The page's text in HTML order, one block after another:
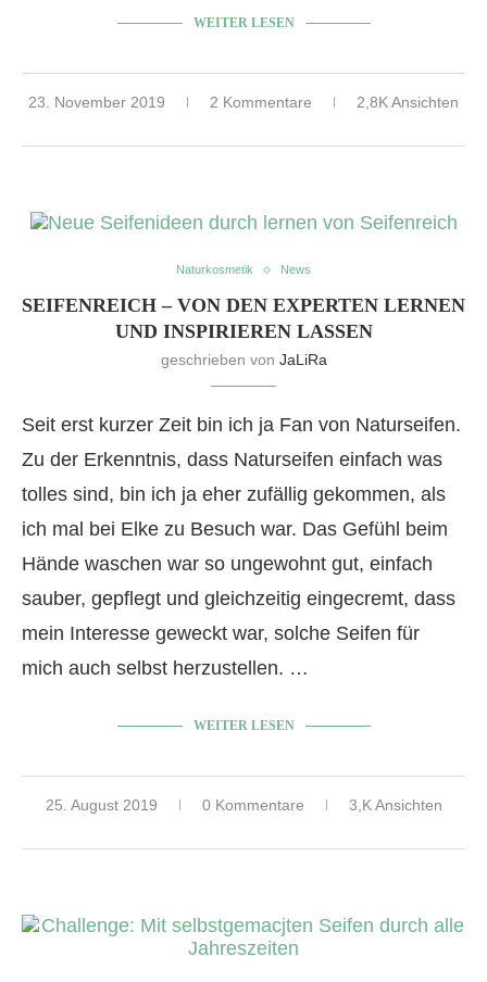
WEITER LESEN
23. November 2019 2 Kommentare 2,8K Ansichten
Naturkosmetik News
SEIFENREICH – VON DEN EXPERTEN LERNEN
UND INSPIRIEREN LASSEN
geschrieben von JaLiRa
Seit erst kurzer Zeit bin ich ja Fan von Naturseifen.
Zu der Erkenntnis, dass Naturseifen einfach was
tolles sind, bin ich ja eher zufällig gekommen, als
ich mal bei Elke zu Besuch war. Das Gefühl beim
Hände waschen war so ungewohnt gut, einfach
sauber, gepflegt und gleichzeitig eingecremt, dass
mein Interesse geweckt war, solche Seifen für
mich auch selbst herzustellen. …
WEITER LESEN
25. August 2019 0 Kommentare 3,K Ansichten